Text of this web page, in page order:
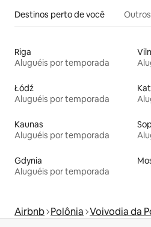
Destinos perto de você
Riga
Aluguéis por temporada
Łódź
Aluguéis por temporada
Kaunas
Aluguéis por temporada
Gdynia
Aluguéis por temporada
Airbnb Polônia Voivodia da